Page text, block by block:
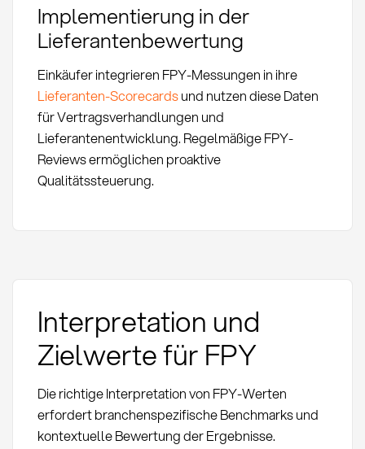
Implementierung in der
Lieferantenbewertung
Einkäufer integrieren FPY-Messungen in ihre
Lieferanten-Scorecardsund nutzen diese Daten
für Vertragsverhandlungen und
Lieferantenentwicklung. Regelmäßige FPY-
Reviews ermöglichen proaktive
Qualitätssteuerung.
Interpretation und
Zielwerte für FPY
Die richtige Interpretation von FPY-Werten
erfordert branchenspezifische Benchmarks und
kontextuelle Bewertung der Ergebnisse.